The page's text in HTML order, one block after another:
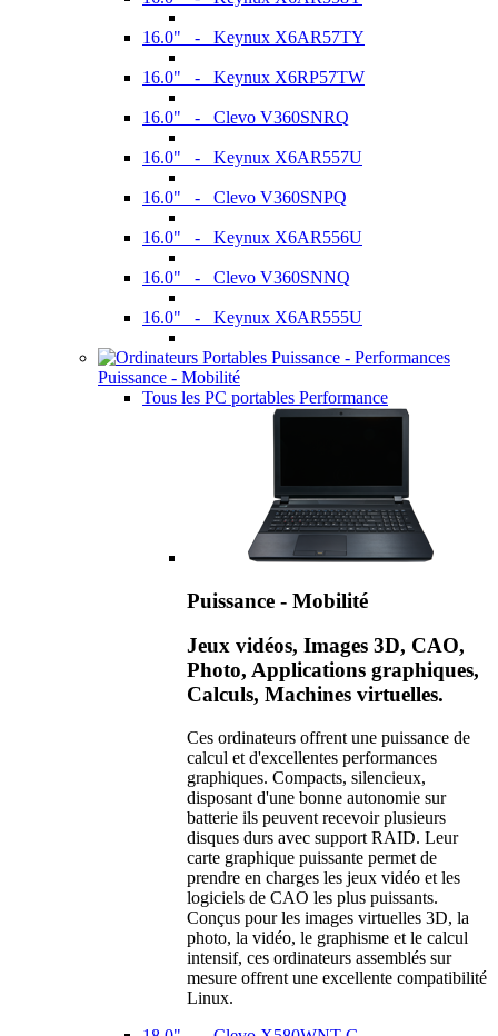
16.0" - Keynux X6AR57TY
16.0" - Keynux X6RP57TW
16.0" - Clevo V360SNRQ
16.0" - Keynux X6AR557U
16.0" - Clevo V360SNPQ
16.0" - Keynux X6AR556U
16.0" - Clevo V360SNNQ
16.0" - Keynux X6AR555U
Puissance - Mobilité
Tous les PC portables Performance
Puissance - Mobilité
Jeux vidéos, Images 3D, CAO,
Photo, Applications graphiques,
Calculs, Machines virtuelles.
Ces ordinateurs offrent une puissance de
calcul et d'excellentes performances
graphiques. Compacts, silencieux,
disposant d'une bonne autonomie sur
batterie ils peuvent recevoir plusieurs
disques durs avec support RAID. Leur
carte graphique puissante permet de
prendre en charges les jeux vidéo et les
logiciels de CAO les plus puissants.
Conçus pour les images virtuelles 3D, la
photo, la vidéo, le graphisme et le calcul
intensif, ces ordinateurs assemblés sur
mesure offrent une excellente compatibilité
Linux.